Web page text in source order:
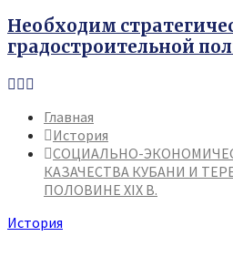
Необходим
градостроительной
Youtube
Vk
Главная
История
СОЦИАЛЬНО-
КАЗАЧЕСТВА КУБАНИ И
ПОЛОВИНЕ XIX В.
История